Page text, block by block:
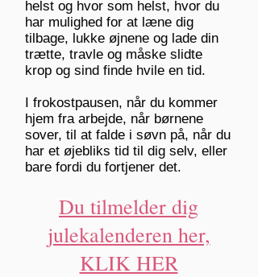
helst og hvor som helst, hvor du
har mulighed for at læne dig
tilbage, lukke øjnene og lade din
trætte, travle og måske slidte
krop og sind finde hvile en tid.
I frokostpausen, når du kommer
hjem fra arbejde, når børnene
sover, til at falde i søvn på, når du
har et øjebliks tid til dig selv, eller
bare fordi du fortjener det.
Du tilmelder dig
julekalenderen her,
KLIK HER